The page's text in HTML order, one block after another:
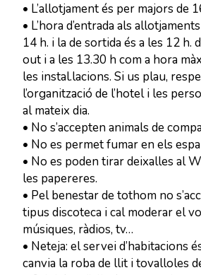
• L’allotjament és per majors de
• L’hora d’entrada als
14 h. i la de sortida és a les 12 h.
out i a les 13.30 h com a hora
les instal.lacions. Si us plau,
l’organització de l’hotel i les
al mateix dia.
• No s’accepten animals de
• No es permet fumar en els
• No es poden tirar deixalles al
les papereres.
• Pel benestar de tothom no
tipus discoteca i cal moderar el
músiques, ràdios, tv…
• Neteja: el servei d’habitacions
canvia la roba de llit i tovalloles